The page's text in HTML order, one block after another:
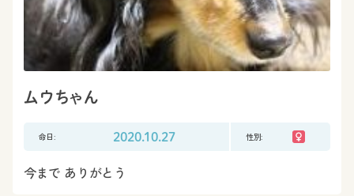
ムウちゃん
命日: 2020.10.27 性別:
今まで ありがとう